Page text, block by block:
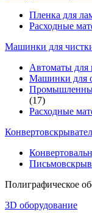
Пленка для
Расходные
Машинки для
Автоматы для
Машинки для
(17)
Расходные
Полиграфическое
3D оборудование